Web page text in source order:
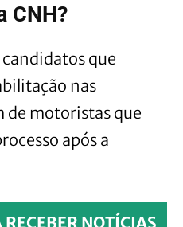
CNH?
que
nas
de motoristas que
após a
NOTÍCIAS